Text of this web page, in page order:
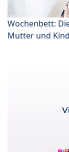
Wochenbett:
Mutter und Kind